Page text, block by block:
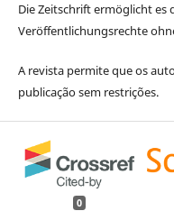
Die Zeitschrift ermöglicht es
Veröffentlichungsrechte
A revista permite que os
publicação sem restrições.
0